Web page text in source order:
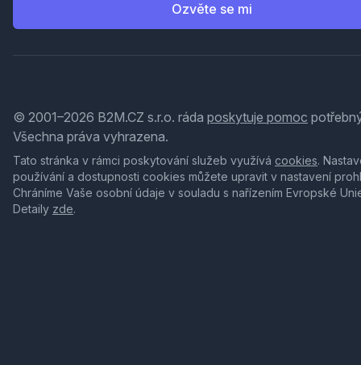
Ozvěte se mi
© 2001–2026 B2M.CZ s.r.o. ráda poskytuje pomoc
Všechna práva vyhrazena.
Tato stránka v rámci poskytování služeb využívá cookies.
používání a dostupnosti cookies můžete upravit v nastavení
Chráníme Vaše osobní údaje v souladu s nařízením Evropské
Detaily zde.